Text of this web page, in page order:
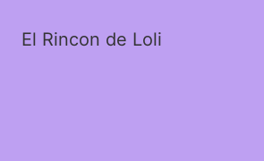
El Rincon de Loli